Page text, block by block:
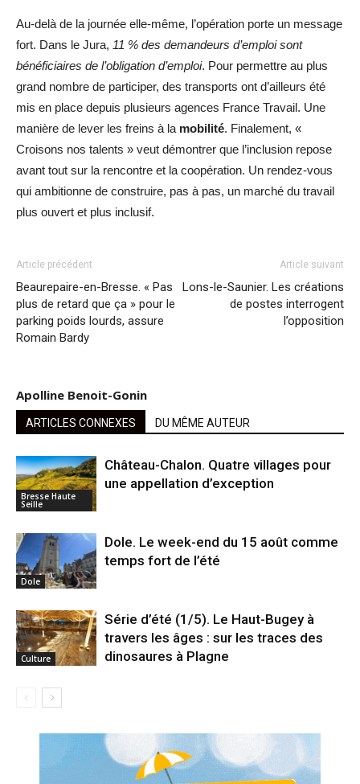
Au-delà de la journée elle-même, l’opération porte un message
fort. Dans le Jura, 11 % des demandeurs d’emploi sont
bénéficiaires de l’obligation d’emploi. Pour permettre au plus
grand nombre de participer, des transports ont d’ailleurs été
mis en place depuis plusieurs agences France Travail. Une
manière de lever les freins à la mobilité. Finalement, «
Croisons nos talents » veut démontrer que l’inclusion repose
avant tout sur la rencontre et la coopération. Un rendez-vous
qui ambitionne de construire, pas à pas, un marché du travail
plus ouvert et plus inclusif.
Article précédent
Beaurepaire-en-Bresse. « Pas
plus de retard que ça » pour le
parking poids lourds, assure
Romain Bardy
Article suivant
Lons-le-Saunier. Les créations
de postes interrogent
l’opposition
Apolline Benoit-Gonin
ARTICLES CONNEXES DU MÊME AUTEUR
Bresse Haute
Seille
Château-Chalon. Quatre villages pour
une appellation d’exception
Dole
Dole. Le week-end du 15 août comme
temps fort de l’été
Culture
Série d’été (1/5). Le Haut-Bugey à
travers les âges : sur les traces des
dinosaures à Plagne